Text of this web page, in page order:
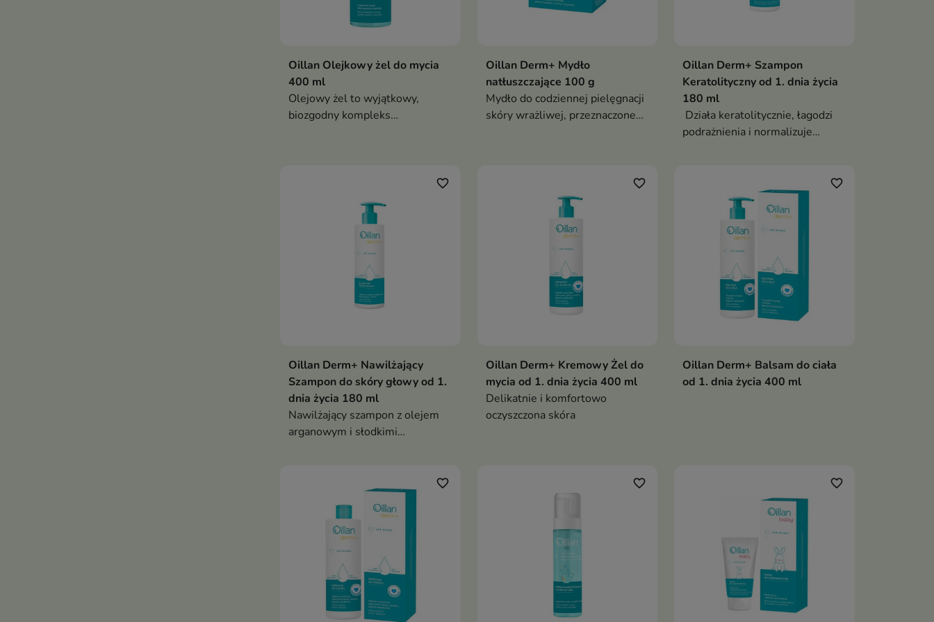
Oillan Olejkowy żel do mycia
400 ml
Olejowy żel to wyjątkowy,
biozgodny kompleks
Oillan Derm+ Mydło
natłuszczające 100 g
Mydło do codziennej pielęgnacji
skóry wrażliwej, przeznaczone
Oillan Derm+ Szampon
Keratolityczny od 1. dnia życia
180 ml
Działa keratolitycznie, łagodzi
podrażnienia i normalizuje
favorite_border
Oillan Derm+ Nawilżający
Szampon do skóry głowy od 1.
dnia życia 180 ml
Nawilżający szampon z olejem
arganowym i słodkimi
przesuszenia skóry i włosów
favorite_border
Oillan Derm+ Kremowy Żel do
mycia od 1. dnia życia 400 ml
Delikatnie i komfortowo
oczyszczona skóra
favorite_border
Oillan Derm+ Balsam do ciała
od 1. dnia życia 400 ml
favorite_border favorite_border favorite_border